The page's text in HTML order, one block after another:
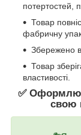
потертостей,
Товар
фабричну
Збережено
Товар
властивості.
✅
свою